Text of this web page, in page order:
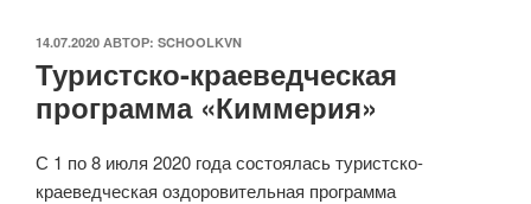
ОПУБЛИКОВАНО
14.07.2020 АВТОР: SCHOOLKVN
Туристско-краеведческая
программа «Киммерия»
С 1 по 8 июля 2020 года состоялась туристско-
краеведческая оздоровительная программа